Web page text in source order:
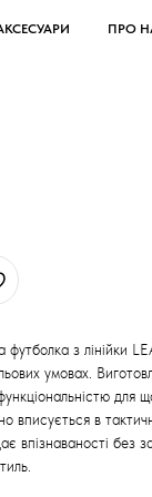
ПРО
з лінійки
умовах.
для
вписується в
впізнаваності без